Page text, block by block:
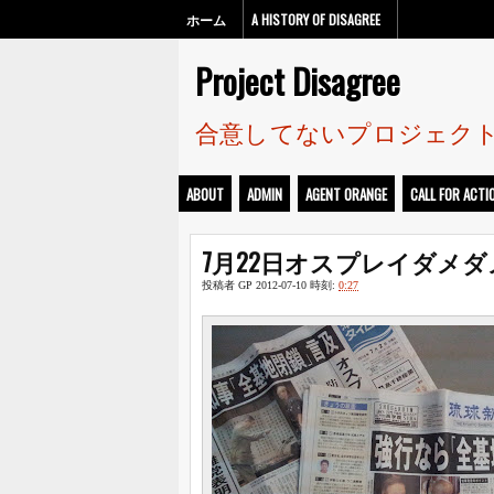
ホーム A HISTORY OF DISAGREE
Project Disagree
合意してないプロジェク
ABOUT ADMIN AGENT ORANGE CALL FOR
7月22日オスプレイダメ
投稿者 GP 2012-07-10 時刻: 0:27